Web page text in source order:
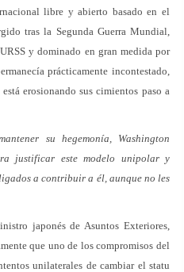
libre y abierto basado en el
tras la Segunda Guerra Mundial,
y dominado en gran medida por
prácticamente incontestado,
erosionando sus cimientos paso a
su hegemonía, Washington
justificar este modelo unipolar y
a contribuir a él, aunque no les
japonés de Asuntos Exteriores,
que uno de los compromisos del
unilaterales de cambiar el statu